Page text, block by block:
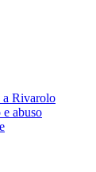
a Rivarolo
abuso